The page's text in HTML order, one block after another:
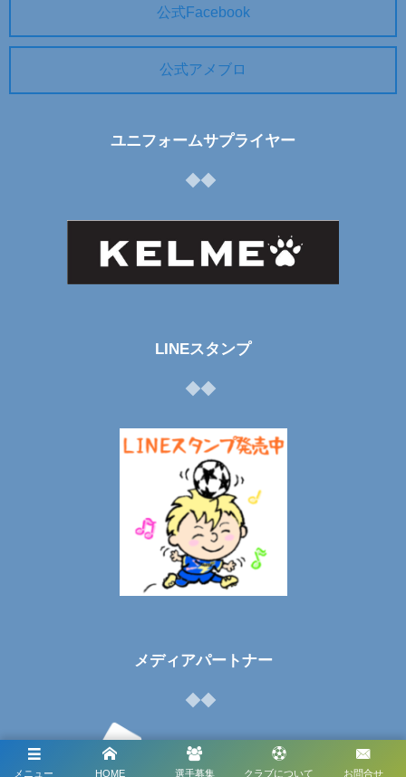
メニュー HOME 選手募集 クラブについて お問合せ
公式Facebook
公式アメブロ
ユニフォームサプライヤー
LINEスタンプ
メディアパートナー